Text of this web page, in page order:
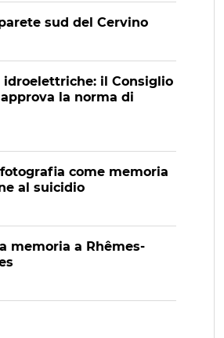
sud del Cervino
idroelettriche: il Consiglio
la norma di
come memoria
al suicidio
memoria a Rhêmes-